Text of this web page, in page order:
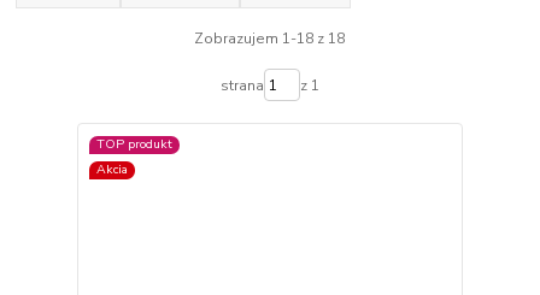
Zobrazujem 1-18 z 18
strana z 1
TOP produkt
Akcia